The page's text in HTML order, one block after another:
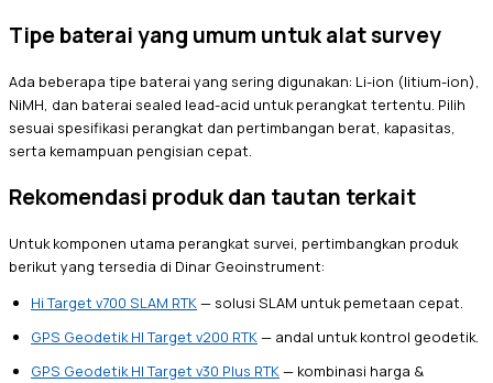
Tipe baterai yang umum untuk alat survey
Ada beberapa tipe baterai yang sering digunakan: Li-ion (litium-ion),
NiMH, dan baterai sealed lead-acid untuk perangkat tertentu. Pilih
sesuai spesifikasi perangkat dan pertimbangan berat, kapasitas,
serta kemampuan pengisian cepat.
Rekomendasi produk dan tautan terkait
Untuk komponen utama perangkat survei, pertimbangkan produk
berikut yang tersedia di Dinar Geoinstrument:
Hi Target v700 SLAM RTK— solusi SLAM untuk pemetaan cepat.
GPS Geodetik HI Target v200 RTK— andal untuk kontrol geodetik.
GPS Geodetik HI Target v30 Plus RTK— kombinasi harga &